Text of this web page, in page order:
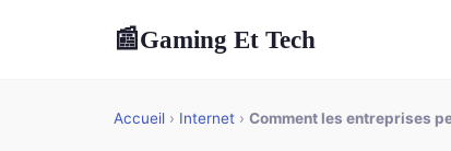
📰Gaming Et Tech
Accueil › Internet › Comment les entreprises